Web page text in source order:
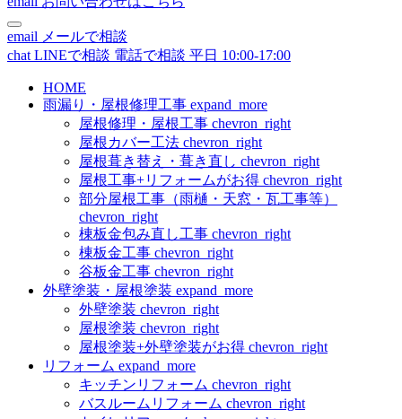
email メールで相談
chat LINEで相談 電話で相談 平日 10:00-17:00
HOME
雨漏り・屋根修理工事 expand_more
屋根修理・屋根工事 chevron_right
屋根カバー工法 chevron_right
屋根葺き替え・葺き直し chevron_right
屋根工事+リフォームがお得 chevron_right
部分屋根工事（雨樋・天窓・瓦工事等）
chevron_right
棟板金包み直し工事 chevron_right
棟板金工事 chevron_right
谷板金工事 chevron_right
外壁塗装・屋根塗装 expand_more
外壁塗装 chevron_right
屋根塗装 chevron_right
屋根塗装+外壁塗装がお得 chevron_right
リフォーム expand_more
キッチンリフォーム chevron_right
バスルームリフォーム chevron_right